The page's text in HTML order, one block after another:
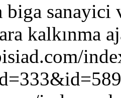
sanayici
kalkınma